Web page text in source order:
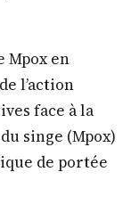
Mpox en
l’action
face à la
singe (Mpox)
de portée